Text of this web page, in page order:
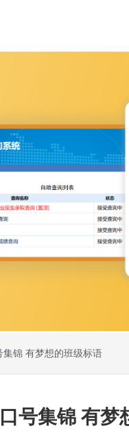
集锦 有梦想的班级标语
号集锦 有梦